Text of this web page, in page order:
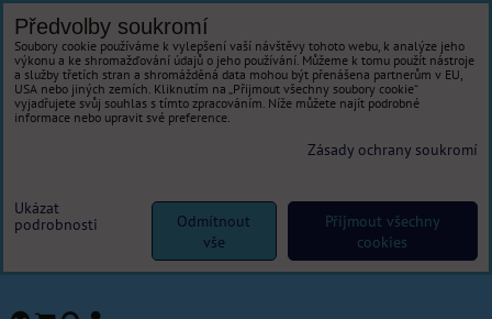
Předvolby soukromí
Soubory cookie používáme k vylepšení vaší návštěvy tohoto webu, k analýze jeho
výkonu a ke shromažďování údajů o jeho používání. Můžeme k tomu použít nástroje
a služby třetích stran a shromážděná data mohou být přenášena partnerům v EU,
USA nebo jiných zemích. Kliknutím na „Přijmout všechny soubory cookie“
vyjadřujete svůj souhlas s tímto zpracováním. Níže můžete najít podrobné
informace nebo upravit své preference.
Zásady ochrany soukromí
Ukázat
podrobnosti
Přijmout všechny
cookies
Odmítnout
vše